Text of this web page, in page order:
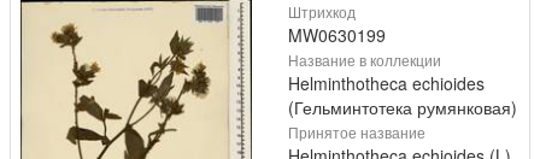
Штрихкод
MW0630199
Название в коллекции
Helminthotheca echioides
(Гельминтотека румянковая)
Принятое название